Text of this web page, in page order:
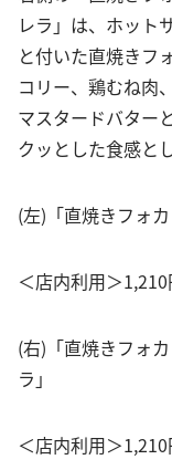
レラ」は、ホット
と付いた直焼きフ
コリー、鶏むね肉
マスタードバター
クッとした食感と
(左)「直焼きフォ
＜店内利用＞
(右)「直焼きフォ
ラ」
＜店内利用＞